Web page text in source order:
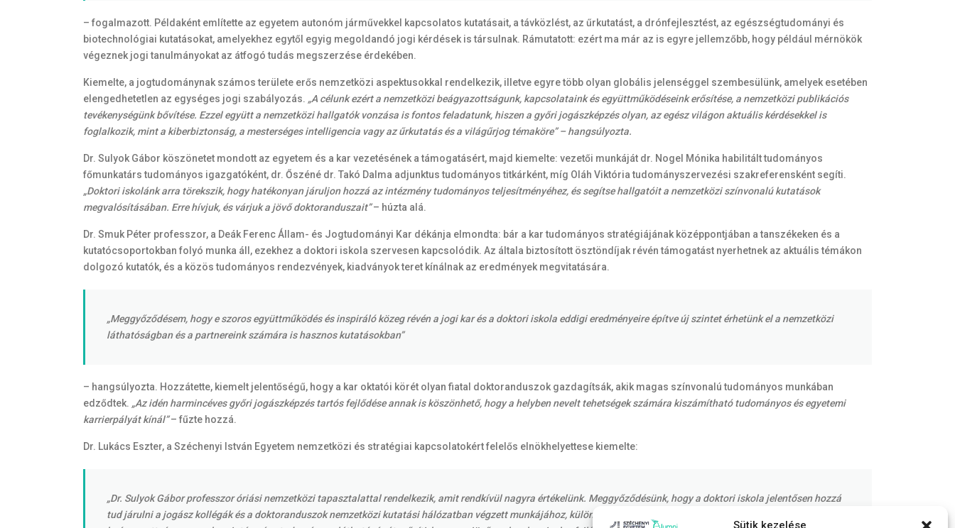
Sütik kezelése
– fogalmazott. Példaként említette az egyetem autonóm járművekkel kapcsolatos kutatásait, a távközlést, az űrkutatást, a drónfejlesztést, az egészségtudományi és
biotechnológiai kutatásokat, amelyekhez egytől egyig megoldandó jogi kérdések is társulnak. Rámutatott: ezért ma már az is egyre jellemzőbb, hogy például mérnökök
végeznek jogi tanulmányokat az átfogó tudás megszerzése érdekében.
Kiemelte, a jogtudománynak számos területe erős nemzetközi aspektusokkal rendelkezik, illetve egyre több olyan globális jelenséggel szembesülünk, amelyek esetében
elengedhetetlen az egységes jogi szabályozás. „A célunk ezért a nemzetközi beágyazottságunk, kapcsolataink és együttműködéseink erősítése, a nemzetközi publikációs
tevékenységünk bővítése. Ezzel együtt a nemzetközi hallgatók vonzása is fontos feladatunk, hiszen a győri jogászképzés olyan, az egész világon aktuális kérdésekkel is
foglalkozik, mint a kiberbiztonság, a mesterséges intelligencia vagy az űrkutatás és a világűrjog témaköre” – hangsúlyozta.
Dr. Sulyok Gábor köszönetet mondott az egyetem és a kar vezetésének a támogatásért, majd kiemelte: vezetői munkáját dr. Nogel Mónika habilitált tudományos
főmunkatárs tudományos igazgatóként, dr. Őszéné dr. Takó Dalma adjunktus tudományos titkárként, míg Oláh Viktória tudományszervezési szakreferensként segíti.
„Doktori iskolánk arra törekszik, hogy hatékonyan járuljon hozzá az intézmény tudományos teljesítményéhez, és segítse hallgatóit a nemzetközi színvonalú kutatások
megvalósításában. Erre hívjuk, és várjuk a jövő doktoranduszait”– húzta alá.
Dr. Smuk Péter professzor, a Deák Ferenc Állam- és Jogtudományi Kar dékánja elmondta: bár a kar tudományos stratégiájának középpontjában a tanszékeken és a
kutatócsoportokban folyó munka áll, ezekhez a doktori iskola szervesen kapcsolódik. Az általa biztosított ösztöndíjak révén támogatást nyerhetnek az aktuális témákon
dolgozó kutatók, és a közös tudományos rendezvények, kiadványok teret kínálnak az eredmények megvitatására.
„Meggyőződésem, hogy e szoros együttműködés és inspiráló közeg révén a jogi kar és a doktori iskola eddigi eredményeire építve új szintet érhetünk el a nemzetközi
láthatóságban és a partnereink számára is hasznos kutatásokban”
– hangsúlyozta. Hozzátette, kiemelt jelentőségű, hogy a kar oktatói körét olyan fiatal doktoranduszok gazdagítsák, akik magas színvonalú tudományos munkában
edződtek. „Az idén harmincéves győri jogászképzés tartós fejlődése annak is köszönhető, hogy a helyben nevelt tehetségek számára kiszámítható tudományos és egyetemi
karrierpályát kínál”– fűzte hozzá.
Dr. Lukács Eszter, a Széchenyi István Egyetem nemzetközi és stratégiai kapcsolatokért felelős elnökhelyettese kiemelte:
„Dr. Sulyok Gábor professzor óriási nemzetközi tapasztalattal rendelkezik, amit rendkívül nagyra értékelünk. Meggyőződésünk, hogy a doktori iskola jelentősen hozzá
tud járulni a jogász kollégák és a doktoranduszok nemzetközi kutatási hálózatban végzett munkájához, különösen az interdiszciplináris területeken. Ez a globális